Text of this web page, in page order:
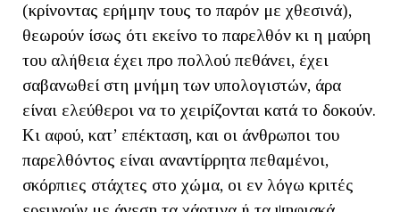
(κρίνοντας ερήμην τους το παρόν με χθεσινά),
θεωρούν ίσως ότι εκείνο το παρελθόν κι η μαύρη
του αλήθεια έχει προ πολλού πεθάνει, έχει
σαβανωθεί στη μνήμη των υπολογιστών, άρα
είναι ελεύθεροι να το χειρίζονται κατά το δοκούν.
Κι αφού, κατ’ επέκταση, και οι άνθρωποι του
παρελθόντος είναι αναντίρρητα πεθαμένοι,
σκόρπιες στάχτες στο χώμα, οι εν λόγω κριτές